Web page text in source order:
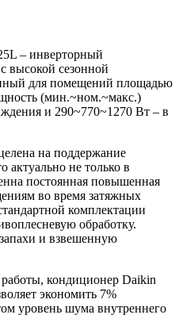
– инверторный
высокой сезонной
для помещений площадью
(мин.~ном.~макс.)
и 290~770~1270 Вт – в
на поддержание
актуально не только в
постоянная повышенная
во время затяжных
комплектации
обработку.
и взвешенную
кондиционер Daikin
экономить 7%
уровень шума внутреннего